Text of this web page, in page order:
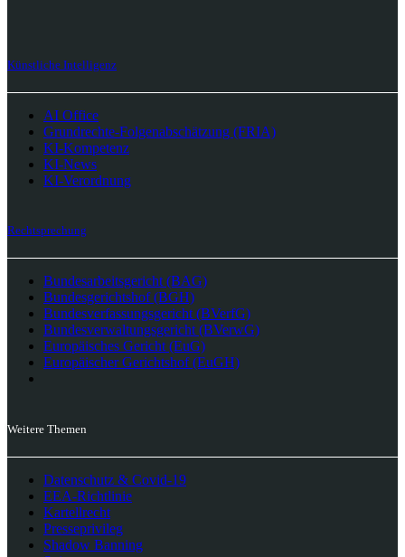
Künstliche Intelligenz
AI Office
Grundrechte-Folgenabschätzung (FRIA)
KI-Kompetenz
KI-News
KI-Verordnung
Rechtsprechung
Bundesarbeitsgericht (BAG)
Bundesgerichtshof (BGH)
Bundesverfassungsgericht (BVerfG)
Bundesverwaltungsgericht (BVerwG)
Europäisches Gericht (EuG)
Europäischer Gerichtshof (EuGH)
Weitere Themen
Datenschutz & Covid-19
EEA-Richtlinie
Kartellrecht
Presseprivileg
Shadow Banning